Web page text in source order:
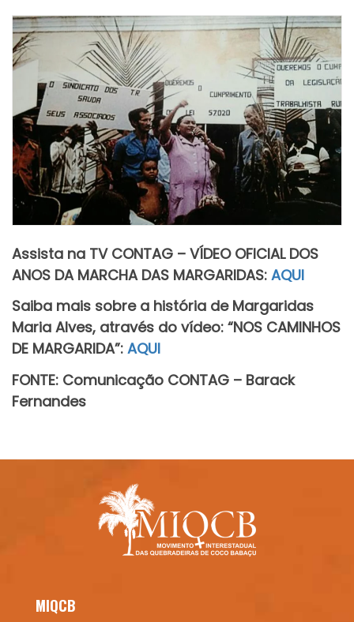
Assista na TV CONTAG – VÍDEO OFICIAL DOS
ANOS DA MARCHA DAS MARGARIDAS: AQUI
Saiba mais sobre a história de Margaridas
Maria Alves, através do vídeo: “NOS CAMINHOS
DE MARGARIDA”: AQUI
FONTE: Comunicação CONTAG – Barack
Fernandes
MIQCB